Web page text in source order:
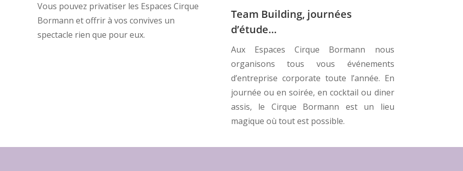
Vous pouvez privatiser les Espaces Cirque
Bormann et offrir à vos convives un
spectacle rien que pour eux.
Team Building, journées
d’étude…
Aux Espaces Cirque Bormann nous
organisons tous vous événements
d’entreprise corporate toute l’année. En
journée ou en soirée, en cocktail ou diner
assis, le Cirque Bormann est un lieu
magique où tout est possible.